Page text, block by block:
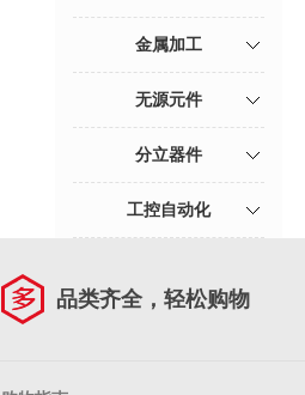
金属加工
无源元件
分立器件
工控自动化
品类齐全，轻松购物